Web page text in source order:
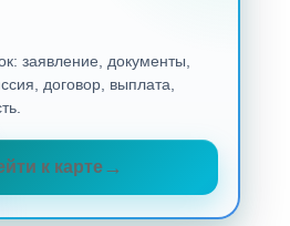
заявление, документы,
договор, выплата,
к карте